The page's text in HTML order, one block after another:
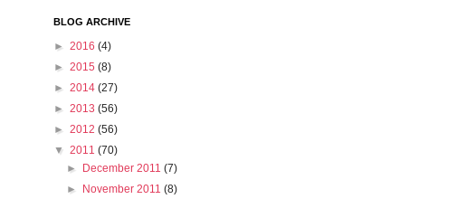
BLOG ARCHIVE
► 2016 (4)
► 2015 (8)
► 2014 (27)
► 2013 (56)
► 2012 (56)
▼ 2011 (70)
►
December 2011(7)
►
November 2011(8)